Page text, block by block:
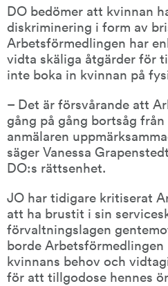
DO bedömer att kvinnan
diskriminering i form av
Arbetsförmedlingen har
vidta skäliga åtgärder för
inte boka in kvinnan på
– Det är försvårande att
gång på gång bortsåg
anmälaren
säger Vanessa
DO:s rättsenhet.
JO har tidigare kritiserat
att ha brustit i sin
förvaltningslagen
borde
kvinnans behov och
för att tillgodose hennes